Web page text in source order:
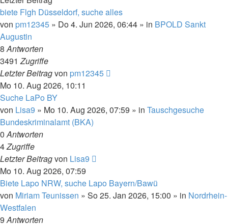
biete Flgh Düsseldorf, suche alles
von pm12345 » Do 4. Jun 2026, 06:44 » in BPOLD Sankt
Augustin
8Antworten
3491Zugriffe
Letzter Beitragvon pm12345
Mo 10. Aug 2026, 10:11
Suche LaPo BY
von Lisa9 » Mo 10. Aug 2026, 07:59 » in Tauschgesuche
Bundeskriminalamt (BKA)
0Antworten
4Zugriffe
Letzter Beitragvon Lisa9
Mo 10. Aug 2026, 07:59
Biete Lapo NRW, suche Lapo Bayern/Bawü
von Miriam Teunissen » So 25. Jan 2026, 15:00 » in Nordrhein-
Westfalen
9Antworten